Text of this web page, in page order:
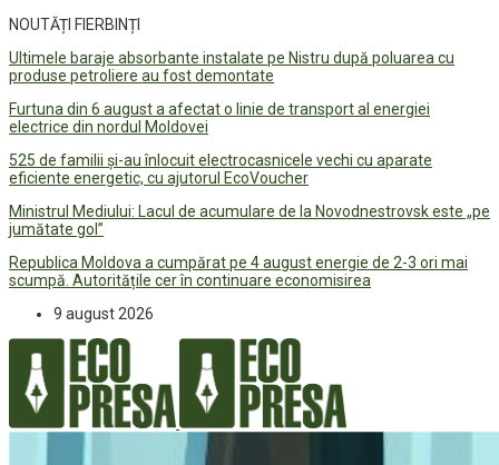
NOUTĂȚI FIERBINȚI
Ultimele baraje absorbante instalate pe Nistru după poluarea cu
produse petroliere au fost demontate
Furtuna din 6 august a afectat o linie de transport al energiei
electrice din nordul Moldovei
525 de familii și-au înlocuit electrocasnicele vechi cu aparate
eficiente energetic, cu ajutorul EcoVoucher
Ministrul Mediului: Lacul de acumulare de la Novodnestrovsk este „pe
jumătate gol”
Republica Moldova a cumpărat pe 4 august energie de 2-3 ori mai
scumpă. Autoritățile cer în continuare economisirea
9 august 2026